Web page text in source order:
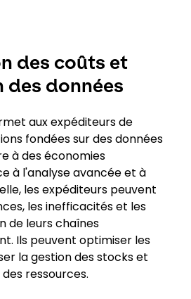
des coûts et
données
aux expéditeurs de
fondées sur des données
à des économies
à l'analyse avancée et à
les expéditeurs peuvent
les inefficacités et les
de leurs chaînes
Ils peuvent optimiser les
la gestion des stocks et
ressources.